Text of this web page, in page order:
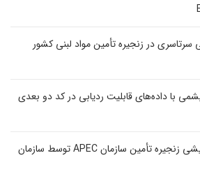
سرتاسری در زنجیره تأمین مواد لبنی کشور
با داده‌های قابلیت ردیابی در کد دو بعدی
تسهیل اجرای طرح آزمایشی زنجیره تأمین سازمان APEC توسط سازمان